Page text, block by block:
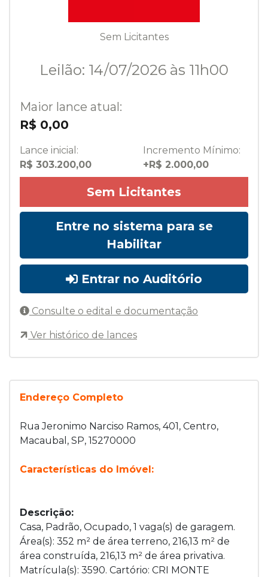
Endereço Completo
Rua Jeronimo Narciso Ramos, 401, Centro,
Macaubal, SP, 15270000
Características do Imóvel:
Descrição:
Casa, Padrão, Ocupado, 1 vaga(s) de garagem.
Área(s): 352 m² de área terreno, 216,13 m² de
área construída, 216,13 m² de área privativa.
Matrícula(s): 3590. Cartório: CRI MONTE
Sem Licitantes
Leilão: 14/07/2026 às 11h00
Maior lance atual:
R$ 0,00
Lance inicial:
R$ 303.200,00
Incremento Mínimo:
+R$ 2.000,00
Sem Licitantes
Entre no sistema para se
Habilitar
Entrar no Auditório
Consulte o edital e documentação
Ver histórico de lances